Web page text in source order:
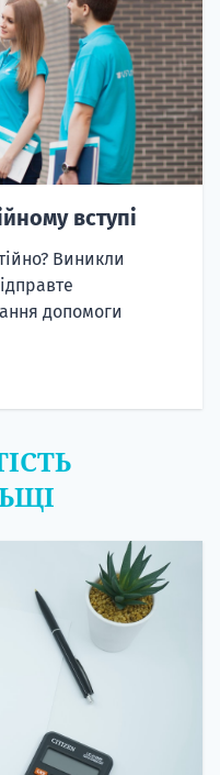
вступі
Виникли
допомоги